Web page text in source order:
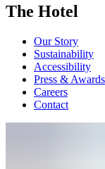
The Hotel
Our Story
Sustainability
Accessibility
Press & Awards
Careers
Contact